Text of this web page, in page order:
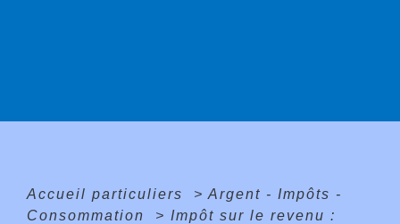
Accueil particuliers > Argent - Impôts -
Consommation
> Impôt sur le revenu :